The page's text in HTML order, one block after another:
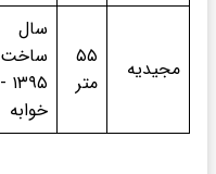
مجیدیه
۵۵
متر
سال
ساخت
خوابه